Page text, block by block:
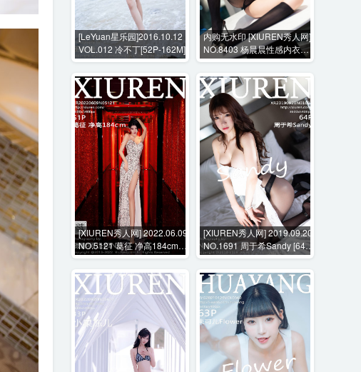
[LeYuan星乐园]2016.10.12
VOL.012 冷不丁[52P-162M]
内购无水印 [XIUREN秀人网]
NO.8403 杨晨晨性感内衣美
臀+花絮视频 [113P+1V-
1052MB]
[XIUREN秀人网] 2022.06.09
NO.5121 葛征 净高184cm
[51P-525MB]
[XIUREN秀人网] 2019.09.20
NO.1691 周于希Sandy [64P-
189MB]